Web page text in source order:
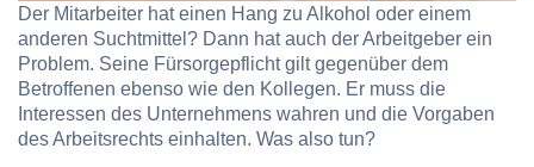
Der Mitarbeiter hat einen Hang zu Alkohol oder einem
anderen Suchtmittel? Dann hat auch der Arbeitgeber ein
Problem. Seine Fürsorgepflicht gilt gegenüber dem
Betroffenen ebenso wie den Kollegen. Er muss die
Interessen des Unternehmens wahren und die Vorgaben
des Arbeitsrechts einhalten. Was also tun?